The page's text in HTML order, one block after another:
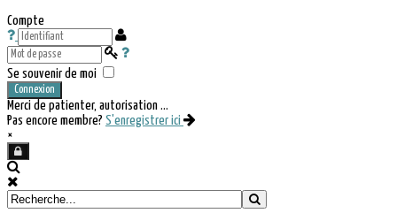
Compte
Se souvenir de moi
Connexion
Merci de patienter, autorisation ...
Pas encore membre? S'enregistrer ici
×